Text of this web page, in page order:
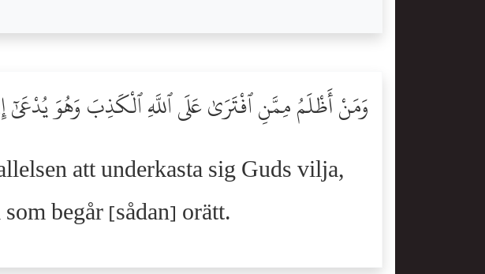
وَمَنْ أَظْلَمُ مِمَّنِ ٱفْتَرَىٰ عَلَى ٱللَّهِ ٱلْكَذِبَ وَهُوَ يُدْعَىٰٓ
att underkasta sig Guds vilja,
begår [sådan] orätt.